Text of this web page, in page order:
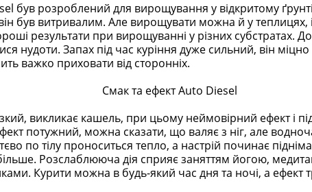
був розроблений для вирощування у відкритому
був витривалим. Але вирощувати можна й у теплицях,
результати при вирощуванні у різних субстратах.
нудоти. Запах під час куріння дуже сильний, він міцно
важко приховати від сторонніх.
Смак та ефект Auto Diesel
викликає кашель, при цьому неймовірний ефект і
потужний, можна сказати, що валяє з ніг, але
по тілу проноситься тепло, а настрій починає
Розслаблююча дія сприяє заняттям йогою,
Курити можна в будь-який час дня та ночі, а ефект